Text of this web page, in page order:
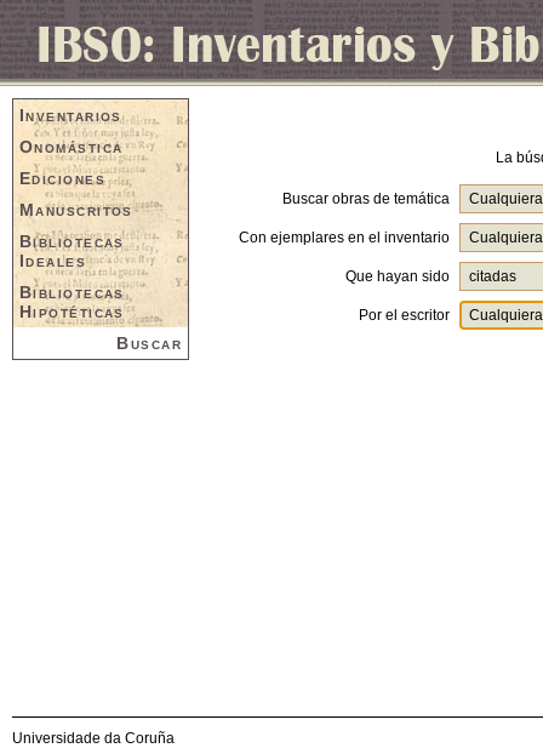
Inventarios
Onomástica
Ediciones
Manuscritos
Bibliotecas
Ideales
Bibliotecas
Hipotéticas
Buscar
La
Buscar obras de temática
Con ejemplares en el inventario
Que hayan sido
Por el escritor
Universidade da Coruña